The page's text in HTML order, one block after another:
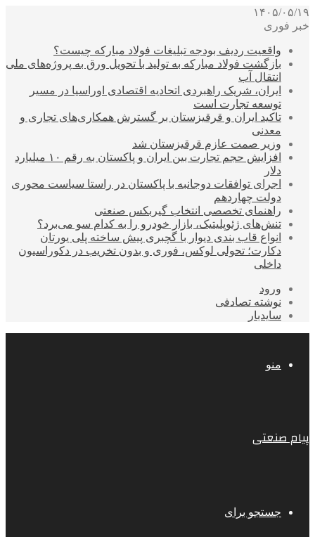
۱۴۰۵/۰۵/۱۹
خبر فوری
واقعیت ردیف بودجه تبلیغات فولاد مبارکه چیست؟
بازگشت فولاد مبارکه به تولید با تحویل ورق به پروژه‌های ملی
انتقال آب
ایران، شریک راهبردی اتحادیه اقتصادی اوراسیا در مسیر
توسعه تجارت است
تاکید ایران و قرقیزستان بر گسترش همکاری‌های تجاری و
معدنی
وزیر صمت عازم قرقیزستان شد
افزایش حجم تجارت بین ایران و پاکستان به رقم ۱۰ میلیارد
دلار
اجرای توافقات دوجانبه با پاکستان در راستا سیاست محوری
دولت چهاردهم
راهنمای تخصصی انتخاب گیربکس صنعتی
تنش‌های ژئوپلیتیک، بازار خودرو را به کدام سو می‌برد؟
انواع قاب بندی دیوار با گچبری پیش ساخته پلی یورتان
دکارت؛ تحولی لوکس، فوری و بدون تخریب در دکوراسیون
داخلی
ورود
نوشته تصادفی
سایدبار
منو
پیام صنعتی
جستجو برای